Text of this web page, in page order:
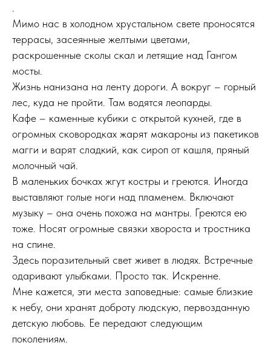
Мимо нас в холодном хрустальном свете проносятся
террасы, засеянные желтыми цветами,
раскрошенные сколы скал и летящие над Гангом
мосты.
Жизнь нанизана на ленту дороги. А вокруг – горный
лес, куда не пройти. Там водятся леопарды.
Кафе – каменные кубики с открытой кухней, где в
огромных сковородках жарят макароны из пакетиков
магги и варят сладкий, как сироп от кашля, пряный
молочный чай.
В маленьких бочках жгут костры и греются. Иногда
выставляют голые ноги над пламенем. Включают
музыку – она очень похожа на мантры. Греются ею
тоже. Носят огромные связки хвороста и тростника
на спине.
Здесь поразительный свет живет в людях. Встречные
одаривают улыбками. Просто так. Искренне.
Мне кажется, эти места заповедные: самые близкие
к небу, они хранят доброту людскую, первозданную
детскую любовь. Ее передают следующим
поколениям.